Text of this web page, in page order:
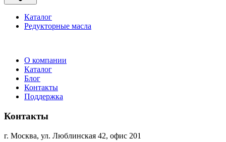
Каталог
Редукторные масла
О компании
Каталог
Блог
Контакты
Поддержка
Контакты
г. Москва, ул. Люблинская 42, офис 201